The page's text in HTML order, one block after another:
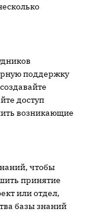
поддержку
доступ
возникающие
чтобы
принятие
или отдел,
базы знаний